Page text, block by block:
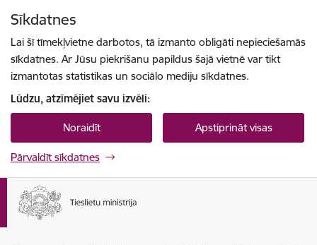
Sīkdatnes
Lai šī tīmekļvietne darbotos, tā izmanto obligāti nepieciešamās
sīkdatnes. Ar Jūsu piekrišanu papildus šajā vietnē var tikt
izmantotas statistikas un sociālo mediju sīkdatnes.
Lūdzu, atzīmējiet savu izvēli:
Noraidīt Apstiprināt visas
Pārvaldīt sīkdatnes